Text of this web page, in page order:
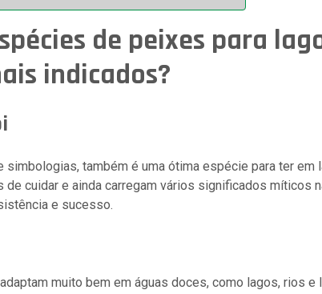
de peixes para
indicados?
simbologias, também é uma ótima espécie para ter em
de cuidar e ainda carregam vários significados míticos
e sucesso.
muito bem em águas doces, como lagos, rios e